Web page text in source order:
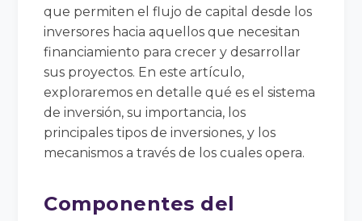
que permiten el flujo de capital desde los
inversores hacia aquellos que necesitan
financiamiento para crecer y desarrollar
sus proyectos. En este artículo,
exploraremos en detalle qué es el sistema
de inversión, su importancia, los
principales tipos de inversiones, y los
mecanismos a través de los cuales opera.
Componentes del